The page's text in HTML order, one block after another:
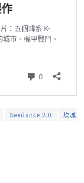
Seedance 2.0 坎城影